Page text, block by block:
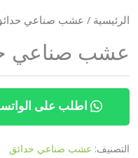
الرئيسية / عشب صناعي
عشب صناعي
اطلب على
التصنيف: عشب صناعي حدائق